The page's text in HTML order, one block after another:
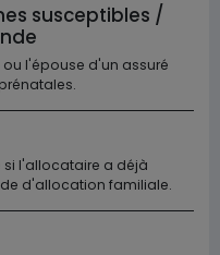
susceptibles /
l'épouse d'un assuré
si l'allocataire a déjà
d'allocation familiale.